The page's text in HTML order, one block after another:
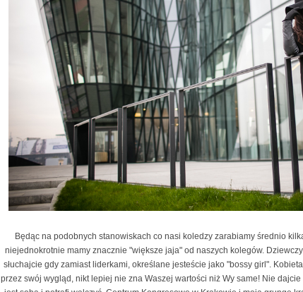
Będąc na podobnych stanowiskach co nasi koledzy zarabiamy średnio
niejednokrotnie mamy znacznie "większe jaja" od naszych kolegów.
słuchajcie gdy zamiast liderkami, określane jesteście jako "bossy girl".
przez swój wygląd, nikt lepiej nie zna Waszej wartości niż Wy same! Nie